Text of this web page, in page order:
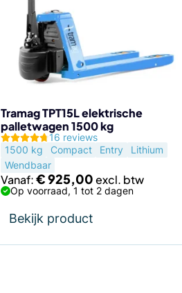
Tramag TPT15L elektrische
palletwagen 1500 kg
16 reviews
1500 kg
Compact Entry
Lithium
Wendbaar
Vanaf:€925,00
Op voorraad, 1 tot 2 dagen
Bekijk product
Deze
optie
gekozen
worden
de
productpagina